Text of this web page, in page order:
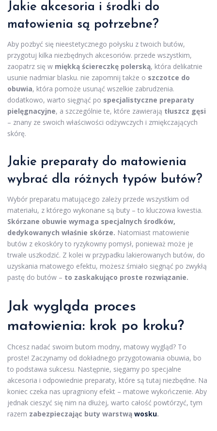
Jakie akcesoria i środki do
matowienia są potrzebne?
Aby pozbyć się nieestetycznego połysku z twoich butów,
przygotuj kilka niezbędnych akcesoriów. przede wszystkim,
zaopatrz się w miękką ściereczkę polerską, która delikatnie
usunie nadmiar blasku. nie zapomnij także o szczotce do
obuwia, która pomoże usunąć wszelkie zabrudzenia.
dodatkowo, warto sięgnąć po specjalistyczne preparaty
pielęgnacyjne, a szczególnie te, które zawierają tłuszcz gęsi
– znany ze swoich właściwości odżywczych i zmiękczających
skórę.
Jakie preparaty do matowienia
wybrać dla różnych typów butów?
Wybór preparatu matującego zależy przede wszystkim od
materiału, z którego wykonane są buty – to kluczowa kwestia.
Skórzane obuwie wymaga specjalnych środków,
dedykowanych właśnie skórze. Natomiast matowienie
butów z ekoskóry to ryzykowny pomysł, ponieważ może je
trwale uszkodzić. Z kolei w przypadku lakierowanych butów, do
uzyskania matowego efektu, możesz śmiało sięgnąć po zwykłą
pastę do butów – to zaskakująco proste rozwiązanie.
Jak wygląda proces
matowienia: krok po kroku?
Chcesz nadać swoim butom modny, matowy wygląd? To
proste! Zaczynamy od dokładnego przygotowania obuwia, bo
to podstawa sukcesu. Następnie, sięgamy po specjalne
akcesoria i odpowiednie preparaty, które są tutaj niezbędne. Na
koniec czeka nas upragniony efekt – matowe wykończenie. Aby
jednak cieszyć się nim na dłużej, warto całość powtórzyć, tym
razem zabezpieczając buty warstwą wosku.